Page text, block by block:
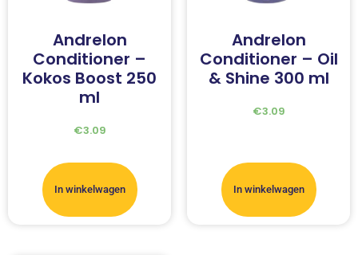
Andrelon
Conditioner –
Kokos Boost 250
ml
€3.09
In winkelwagen
Andrelon
Conditioner – Oil
& Shine 300 ml
€3.09
In winkelwagen